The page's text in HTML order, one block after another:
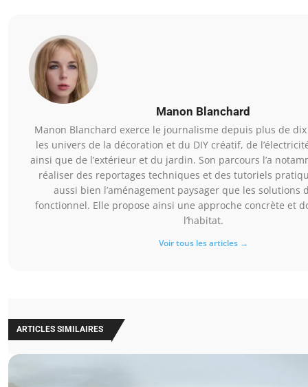
Manon Blanchard
Manon Blanchard exerce le journalisme depuis plus de
les univers de la décoration et du DIY créatif, de
ainsi que de l’extérieur et du jardin. Son parcours l’a
réaliser des reportages techniques et des tutoriels
aussi bien l’aménagement paysager que les solutions
fonctionnel. Elle propose ainsi une approche concrète et
l’habitat.
Voir tous les articles →
ARTICLES SIMILAIRES